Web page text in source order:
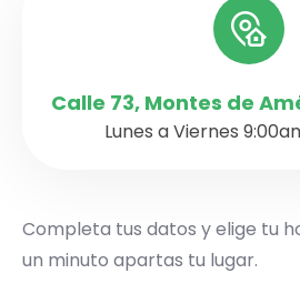
Calle 73, Montes de
Lunes a Viernes
Completa tus datos y elige tu
un minuto apartas tu lugar.